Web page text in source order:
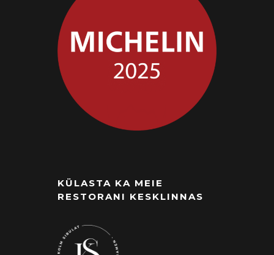
KÜLASTA KA MEIE
RESTORANI KESKLINNAS